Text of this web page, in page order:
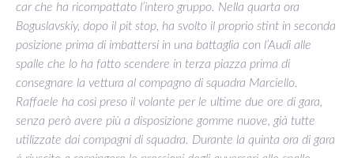
car che ha ricompattato l’intero gruppo. Nella quarta ora
Boguslavskiy, dopo il pit stop, ha svolto il proprio stint in seconda
posizione prima di imbattersi in una battaglia con l’Audi alle
spalle che lo ha fatto scendere in terza piazza prima di
consegnare la vettura al compagno di squadra Marciello.
Raffaele ha così preso il volante per le ultime due ore di gara,
senza però avere più a disposizione gomme nuove, già tutte
utilizzate dai compagni di squadra. Durante la quinta ora di gara